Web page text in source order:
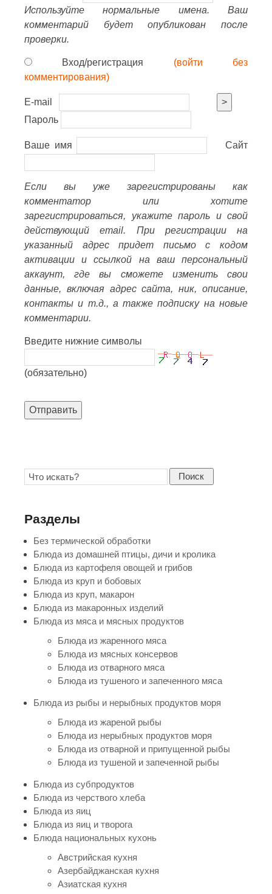
Используйте нормальные имена. Ваш
комментарий будет опубликован после
проверки.
Вход/регистрация (войти без
комментирования)
E-mail
>
Пароль
Ваше имя Сайт
Если вы уже зарегистрированы как
комментатор или хотите
зарегистрироваться, укажите пароль и свой
действующий email. При регистрации на
указанный адрес придет письмо с кодом
активации и ссылкой на ваш персональный
аккаунт, где вы сможете изменить свои
данные, включая адрес сайта, ник, описание,
контакты и т.д., а также подписку на новые
комментарии.
Введите нижние символы
(обязательно)
Отправить
Поиск
Разделы
Без термической обработки
Блюда из домашней птицы, дичи и кролика
Блюда из картофеля овощей и грибов
Блюда из круп и бобовых
Блюда из круп, макарон
Блюда из макаронных изделий
Блюда из мяса и мясных продуктов
Блюда из жаренного мяса
Блюда из мясных консервов
Блюда из отварного мяса
Блюда из тушеного и запеченного мяса
Блюда из рыбы и нерыбных продуктов моря
Блюда из жареной рыбы
Блюда из нерыбных продуктов моря
Блюда из отварной и припущенной рыбы
Блюда из тушеной и запеченной рыбы
Блюда из субпродуктов
Блюда из черствого хлеба
Блюда из яиц
Блюда из яиц и творога
Блюда национальных кухонь
Австрийская кухня
Азербайджанская кухня
Азиатская кухня